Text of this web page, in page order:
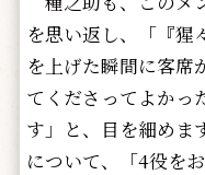
を思い返し、「『猩
を上げた瞬間に客席
てくださってよかっ
す」と、目を細めま
について、「4役を